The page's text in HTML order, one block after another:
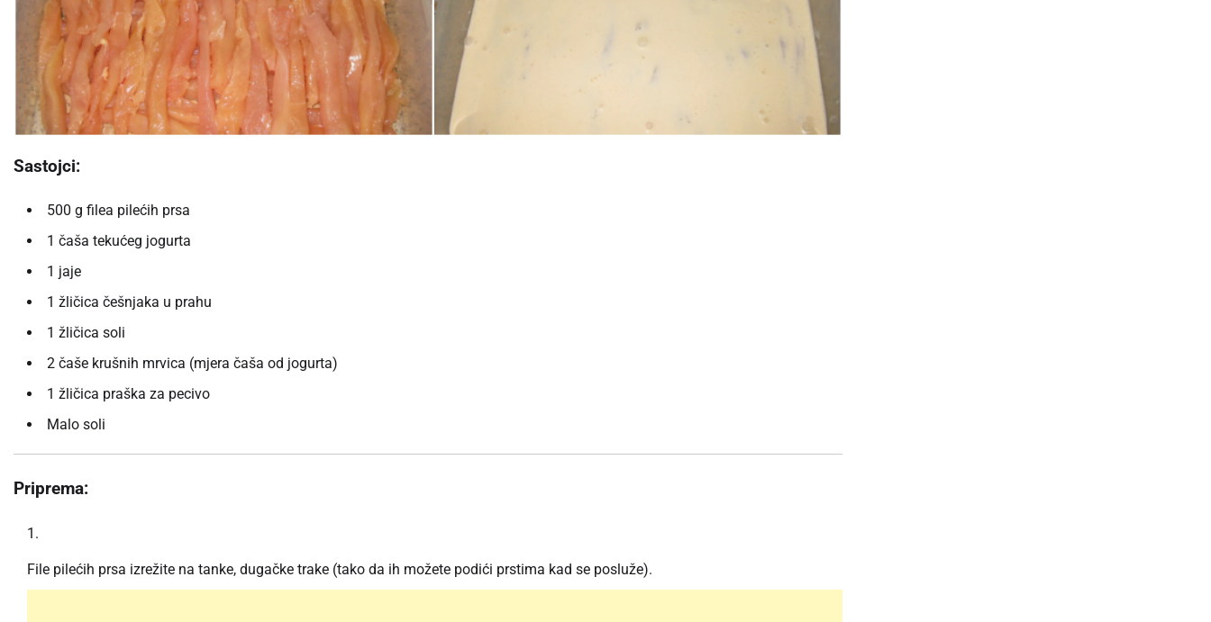
Sastojci:
500 g filea pilećih prsa
1 čaša tekućeg jogurta
1 jaje
1 žličica češnjaka u prahu
1 žličica soli
2 čaše krušnih mrvica (mjera čaša od jogurta)
1 žličica praška za pecivo
Malo soli
Priprema:
File pilećih prsa izrežite na tanke, dugačke trake (tako da ih možete podići prstima kad se posluže).